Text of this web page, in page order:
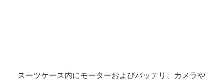
スーツケース内にモーターおよびバッテリ、カメラや